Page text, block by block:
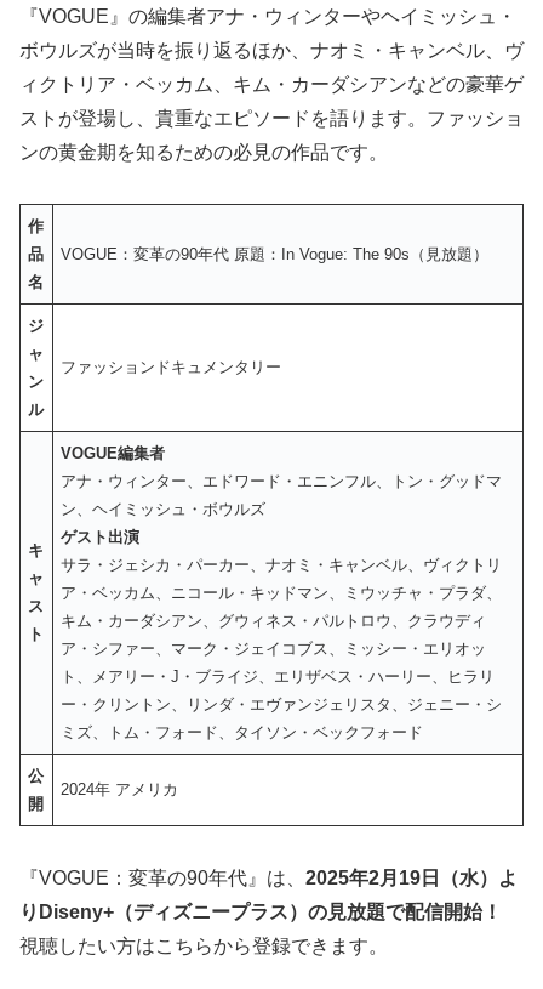
『VOGUE』の編集者アナ・ウィンターやヘイミッシュ・
ボウルズが当時を振り返るほか、ナオミ・キャンベル、ヴ
ィクトリア・ベッカム、キム・カーダシアンなどの豪華ゲ
ストが登場し、貴重なエピソードを語ります。ファッショ
ンの黄金期を知るための必見の作品です。
作
品
名
VOGUE：変革の90年代 原題：In Vogue: The 90s（見放題）
ジ
ャ
ン
ル
ファッションドキュメンタリー
キ
ャ
ス
ト
VOGUE編集者
アナ・ウィンター、エドワード・エニンフル、トン・グッドマ
ン、ヘイミッシュ・ボウルズ
ゲスト出演
サラ・ジェシカ・パーカー、ナオミ・キャンベル、ヴィクトリ
ア・ベッカム、ニコール・キッドマン、ミウッチャ・プラダ、
キム・カーダシアン、グウィネス・パルトロウ、クラウディ
ア・シファー、マーク・ジェイコブス、ミッシー・エリオッ
ト、メアリー・J・ブライジ、エリザベス・ハーリー、ヒラリ
ー・クリントン、リンダ・エヴァンジェリスタ、ジェニー・シ
ミズ、トム・フォード、タイソン・ベックフォード
公
開
2024年 アメリカ
『VOGUE：変革の90年代』は、 2025年2月19日（水）よ
りDiseny+（ディズニープラス）の見放題で配信開始！
視聴したい方はこちらから登録できます。